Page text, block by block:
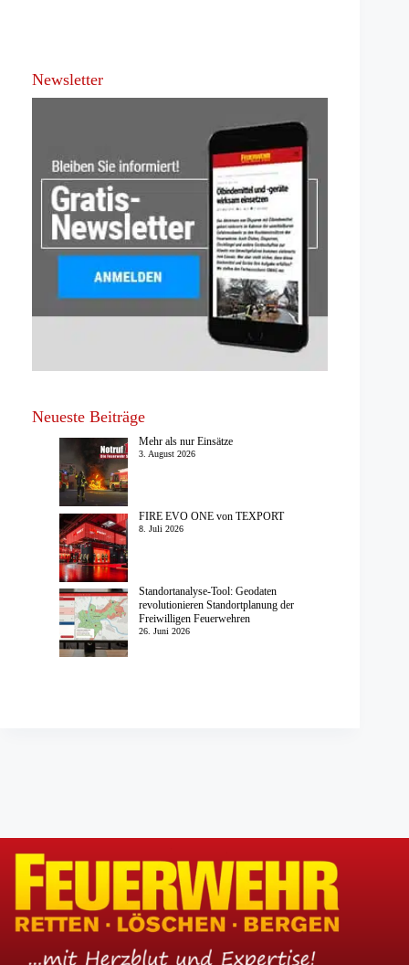
Newsletter
Neueste Beiträge
Mehr als nur Einsätze
3. August 2026
FIRE EVO ONE von TEXPORT
8. Juli 2026
Standortanalyse-Tool: Geodaten
revolutionieren Standortplanung der
Freiwilligen Feuerwehren
26. Juni 2026